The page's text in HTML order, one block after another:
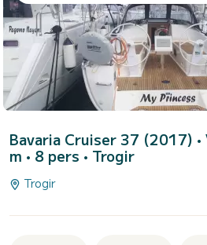
Bavaria Cruiser 37 (2017)
m • 8 pers • Trogir
Trogir